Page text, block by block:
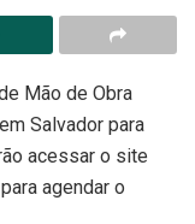
Mão de Obra
Salvador para
acessar o site
agendar o